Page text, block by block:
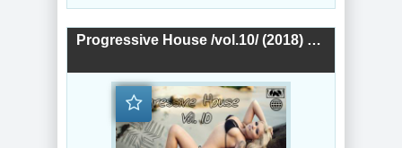
Progressive House /vol.10/ (2018) торрент